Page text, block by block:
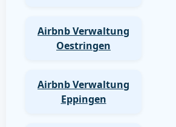
Airbnb Verwaltung
Oestringen
Airbnb Verwaltung
Eppingen